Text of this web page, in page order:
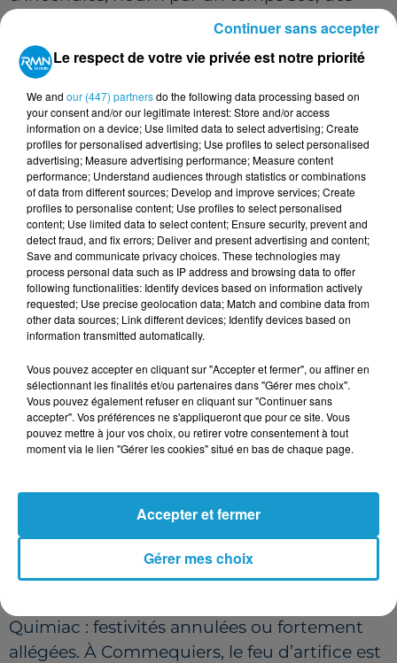
températures caniculaires et une végétation
extrêmement sèche, dans un département
déjà placé en vigilance sécheresse depuis le
13 juin.
Feux d’artifice grand public ? Pour l’instant,
les communes et les organisateurs doivent
prendre toutes les précautions nécessaires,
mais la situation pourrait évoluer
rapidement en fonction des conditions
climatiques.
VENDÉE ET LOIRE-ATLANTIQUE :
PLUIE D’ANNULATIONS
En Vendée et en Loire-Atlantique, la
vigilance orange "feux de forêt" a contraint
les préfectures à restreindre sévèrement les
feux d’artifice, surtout à proximité des zones
boisées. Résultat : des dizaines de
reporter.
Quelques exemples marquants : Mervent :
feu d’artifice annulé après 40 ans de
tradition. Montaigu-Vendée, Saint-Jean-
Quimiac : festivités annulées ou fortement
allégées. À Commequiers, le feu d’artifice est
Le respect de votre vie privée est notre priorité
We and our (447) partnersdo the following data processing based on
your consent and/or our legitimate interest: Store and/or access
information on a device; Use limited data to select advertising; Create
profiles for personalised advertising; Use profiles to select personalised
advertising; Measure advertising performance; Measure content
performance; Understand audiences through statistics or combinations
of data from different sources; Develop and improve services; Create
profiles to personalise content; Use profiles to select personalised
content; Use limited data to select content; Ensure security, prevent and
detect fraud, and fix errors; Deliver and present advertising and content;
Save and communicate privacy choices. These technologies may
process personal data such as IP address and browsing data to offer
following functionalities: Identify devices based on information actively
requested; Use precise geolocation data; Match and combine data from
other data sources; Link different devices; Identify devices based on
information transmitted automatically.
Vous pouvez accepter en cliquant sur "Accepter et fermer", ou affiner en
sélectionnant les finalités et/ou partenaires dans "Gérer mes choix".
Vous pouvez également refuser en cliquant sur "Continuer sans
accepter". Vos préférences ne s'appliqueront que pour ce site. Vous
pouvez mettre à jour vos choix, ou retirer votre consentement à tout
moment via le lien "Gérer les cookies" situé en bas de chaque page.
Gérer mes choix
Accepter et fermer
Continuer sans accepter